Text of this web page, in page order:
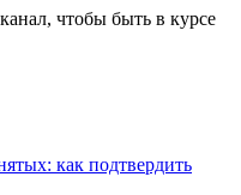
чтобы быть в курсе